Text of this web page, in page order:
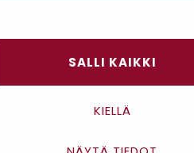
SALLI KAIKKI
KIELLÄ